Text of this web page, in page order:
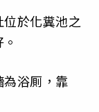
於化糞池之
浴厠，靠